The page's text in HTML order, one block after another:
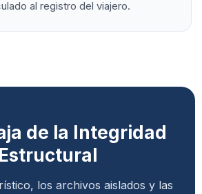
al registro del viajero.
de la Integridad
Estructural
los archivos aislados y las